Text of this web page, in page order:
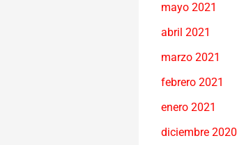
mayo 2021
abril 2021
marzo 2021
febrero 2021
enero 2021
diciembre 2020